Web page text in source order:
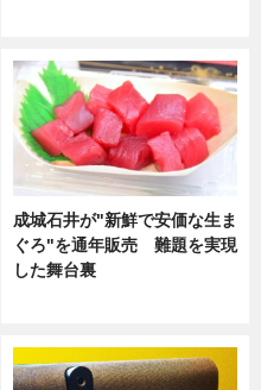
成城石井が"新鮮で安価な生ま
ぐろ"を通年販売 難題を実現
した舞台裏